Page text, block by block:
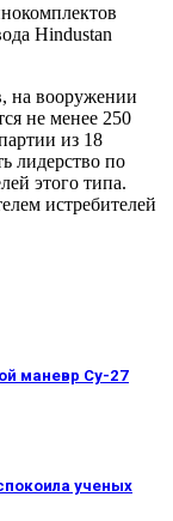
Hindustan
на вооружении
не менее 250
из 18
лидерство по
этого типа.
истребителей
маневр Су-27
ученых